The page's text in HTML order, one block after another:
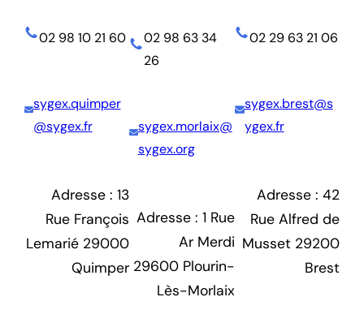
02 98 10 21 60
sygex.quimper
@sygex.fr
Adresse : 13
Rue François
Lemarié 29000
Quimper
02 98 63 34
26
sygex.morlaix@
sygex.org
Adresse : 1 Rue
Ar Merdi
29600 Plourin-
Lès-Morlaix
02 29 63 21 06
sygex.brest@s
ygex.fr
Adresse : 42
Rue Alfred de
Musset 29200
Brest